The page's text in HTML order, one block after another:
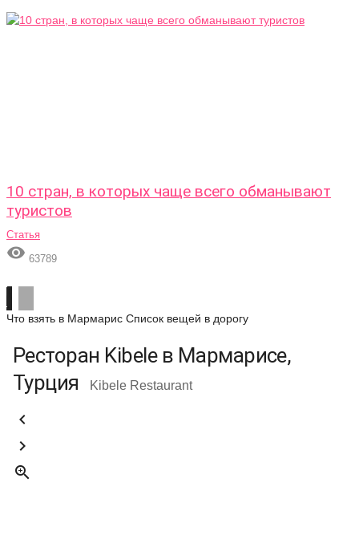
10 стран, в которых чаще всего обманывают
туристов
Статья
 63789
Что взять в Мармарис Список вещей в дорогу
Ресторан Kibele в Мармарисе,
Турция
Kibele Restaurant


